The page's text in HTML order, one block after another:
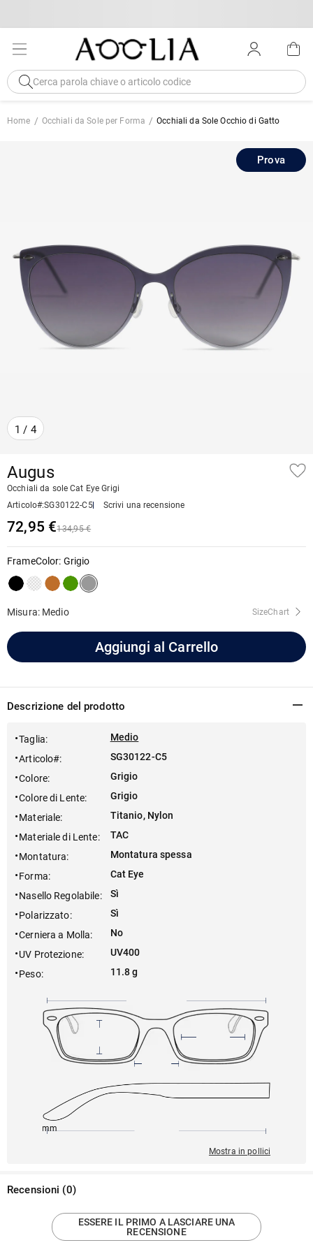
Home Occhiali da Sole per Forma Occhiali da Sole Occhio di Gatto
1 / 4
Prova
Augus
Occhiali da sole Cat Eye Grigi
Articolo#:SG30122-C5 Scrivi una recensione
72,95 €134,95 €
FrameColor: Grigio
Misura: Medio SizeChart
Aggiungi al Carrello
Descrizione del prodotto
Taglia:
Medio
Articolo#:
SG30122-C5
Colore:
Grigio
Colore di Lente:
Grigio
Materiale:
Titanio, Nylon
Materiale di Lente:
TAC
Montatura:
Montatura spessa
Forma:
Cat Eye
Nasello Regolabile:
Sì
Polarizzato:
Sì
Cerniera a Molla:
No
UV Protezione:
UV400
Peso: 11.8 g
145mm
Mostra in pollici
Recensioni (0)
ESSERE IL PRIMO A LASCIARE UNA
RECENSIONE